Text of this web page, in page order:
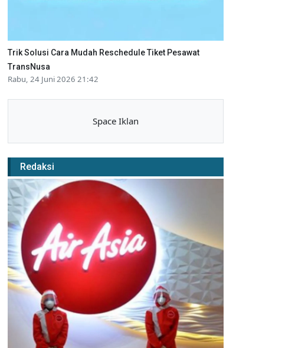
Trik Solusi Cara Mudah Reschedule Tiket Pesawat
TransNusa
Rabu, 24 Juni 2026 21:42
Space Iklan
Redaksi